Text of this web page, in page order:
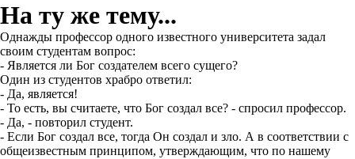
На ту же тему...
Однажды профессор одного известного университета задал
своим студентам вопрос:
- Является ли Бог создателем всего сущего?
Один из студентов храбро ответил:
- Да, является!
- То есть, вы считаете, что Бог создал все? - спросил профессор.
- Да, - повторил студент.
- Если Бог создал все, тогда Он создал и зло. А в соответствии с
общеизвестным принципом, утверждающим, что по нашему